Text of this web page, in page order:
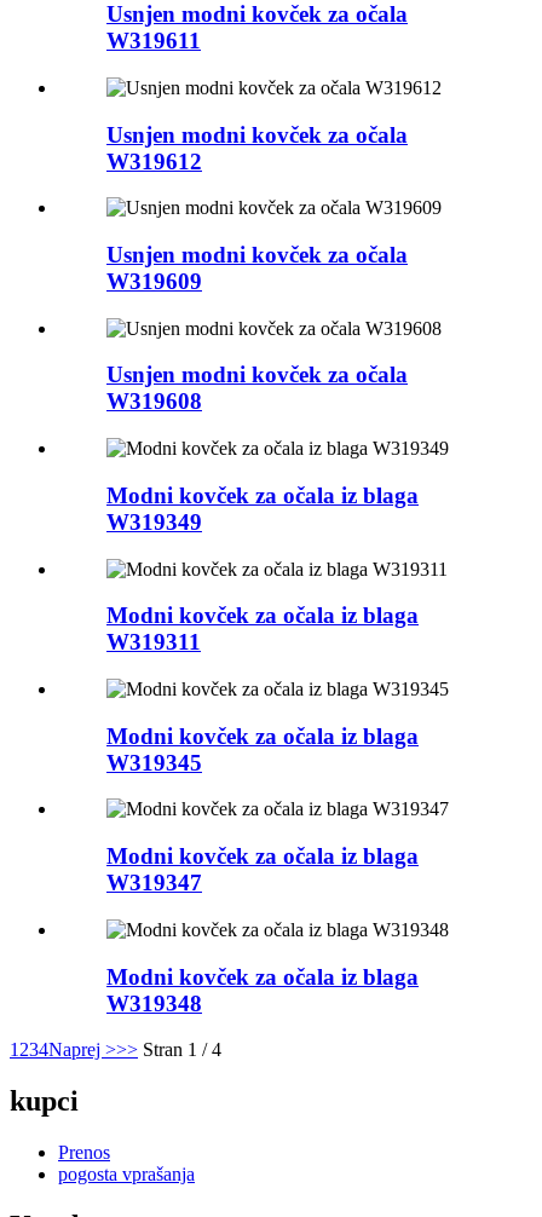
Usnjen modni kovček za očala
W319611
Usnjen modni kovček za očala
W319612
Usnjen modni kovček za očala
W319609
Usnjen modni kovček za očala
W319608
Modni kovček za očala iz blaga
W319349
Modni kovček za očala iz blaga
W319311
Modni kovček za očala iz blaga
W319345
Modni kovček za očala iz blaga
W319347
Modni kovček za očala iz blaga
W319348
1 234Naprej >>> Stran 1 / 4
kupci
Prenos
pogosta vprašanja